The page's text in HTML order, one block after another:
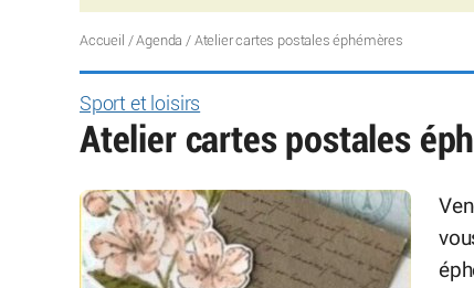
Accueil /Agenda / Atelier cartes postales éphémères
Sport et loisirs
Atelier cartes postales